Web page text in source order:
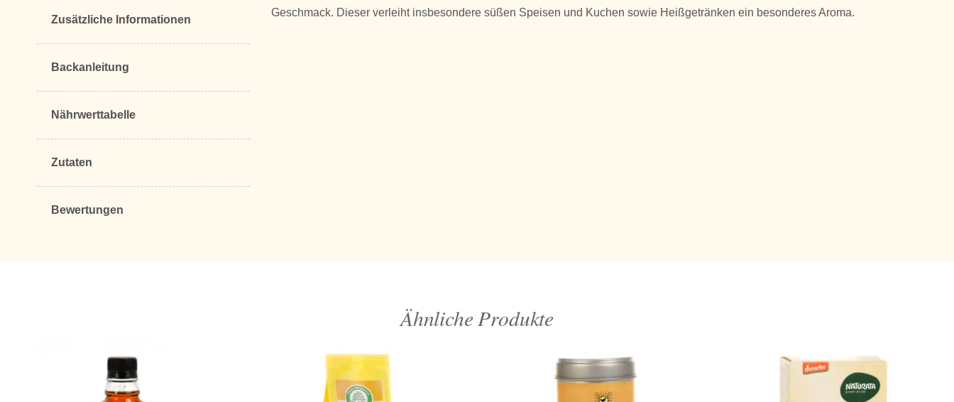
Zusätzliche Informationen
Backanleitung
Nährwerttabelle
Zutaten
Bewertungen
Geschmack. Dieser verleiht insbesondere süßen Speisen und Kuchen sowie Heißgetränken ein besonderes Aroma.
Ähnliche Produkte